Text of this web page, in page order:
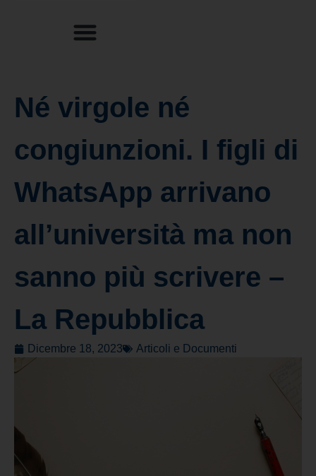
Né virgole né
congiunzioni. I figli di
WhatsApp arrivano
all’università ma non
sanno più scrivere –
La Repubblica
Dicembre 18, 2023 Articoli e Documenti